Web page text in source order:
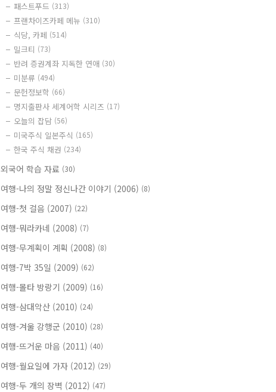
패스트푸드 (313)
프랜차이즈카페 메뉴 (310)
식당, 카페 (514)
밀크티 (73)
반려 증권계좌 지독한 연애 (30)
미분류 (494)
문헌정보학 (66)
명지출판사 세계어학 시리즈 (17)
오늘의 잡담 (56)
미국주식 일본주식 (165)
한국 주식 채권 (234)
외국어 학습 자료 (30)
여행-나의 정말 정신나간 이야기 (2006) (8)
여행-첫 걸음 (2007) (22)
여행-뭐라카네 (2008) (7)
여행-무계획이 계획 (2008) (8)
여행-7박 35일 (2009) (62)
여행-몰타 방랑기 (2009) (16)
여행-삼대악산 (2010) (24)
여행-겨울 강행군 (2010) (28)
여행-뜨거운 마음 (2011) (40)
여행-월요일에 가자 (2012) (29)
여행-두 개의 장벽 (2012) (47)